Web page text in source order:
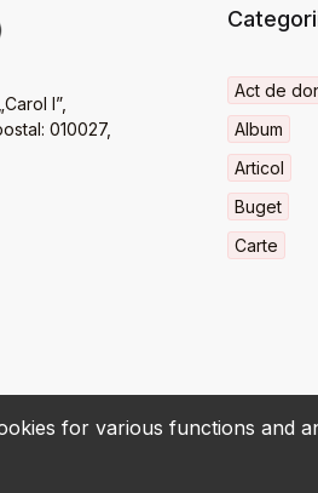
for various functions and
I”,
010027,
Act de
Album
Articol
Buget
Carte